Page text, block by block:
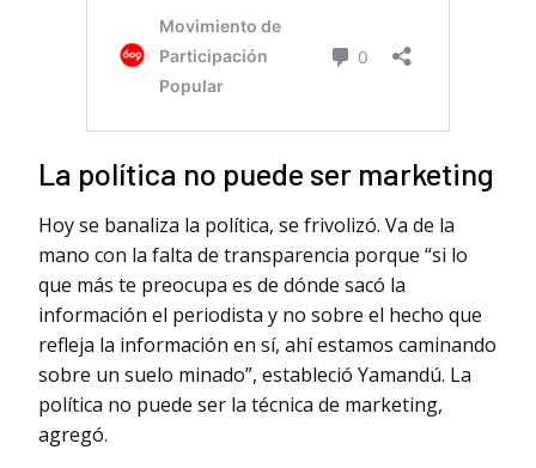
La política no puede ser marketing
Hoy se banaliza la política, se frivolizó. Va de la
mano con la falta de transparencia porque “si lo
que más te preocupa es de dónde sacó la
información el periodista y no sobre el hecho que
refleja la información en sí, ahí estamos caminando
sobre un suelo minado”, estableció Yamandú. La
política no puede ser la técnica de marketing,
agregó.